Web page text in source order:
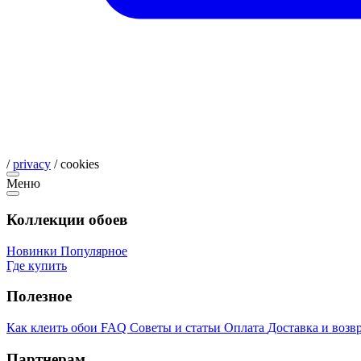
/privacy /cookies
Меню
Коллекции обоев
Новинки Популярное
Где купить
Полезное
Как клеить обои FAQ Советы и статьи Оплата Доставка и